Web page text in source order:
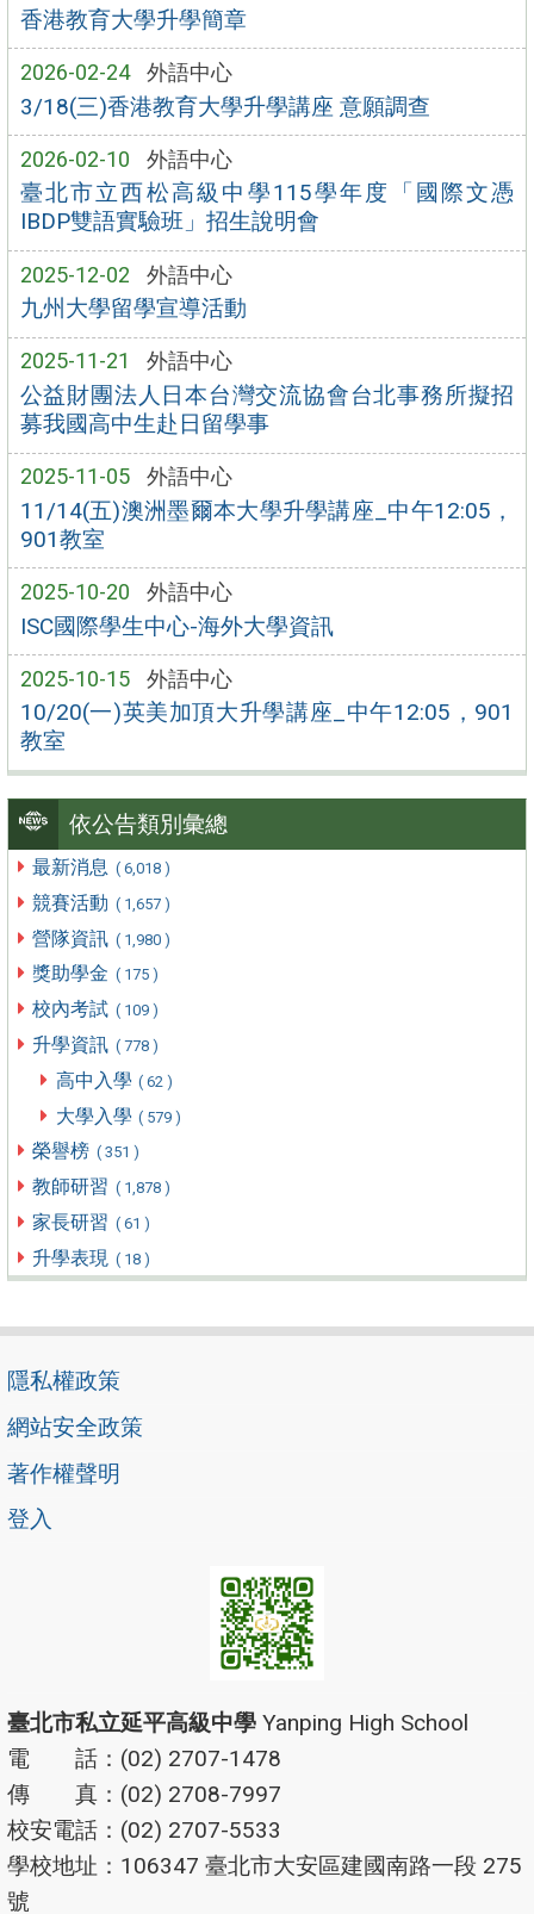
香港教育大學升學簡章
2026-02-24 外語中心
3/18(三)香港教育大學升學講座 意願調查
2026-02-10 外語中心
臺北市立西松高級中學115學年度「國際文憑
IBDP雙語實驗班」招生說明會
2025-12-02 外語中心
九州大學留學宣導活動
2025-11-21 外語中心
公益財團法人日本台灣交流協會台北事務所擬招
募我國高中生赴日留學事
2025-11-05 外語中心
11/14(五)澳洲墨爾本大學升學講座_中午12:05，
901教室
2025-10-20 外語中心
ISC國際學生中心-海外大學資訊
2025-10-15 外語中心
10/20(一)英美加頂大升學講座_中午12:05，901
教室
依公告類別彙總
最新消息 ( 6,018 )
競賽活動 ( 1,657 )
營隊資訊 ( 1,980 )
獎助學金 ( 175 )
校內考試 ( 109 )
升學資訊 ( 778 )
高中入學 ( 62 )
大學入學 ( 579 )
榮譽榜 ( 351 )
教師研習 ( 1,878 )
家長研習 ( 61 )
升學表現 ( 18 )
隱私權政策
網站安全政策
著作權聲明
登入
臺北市私立延平高級中學 Yanping High School
電 話：(02) 2707-1478
傳 真：(02) 2708-7997
校安電話：(02) 2707-5533
學校地址：106347 臺北市大安區建國南路一段 275
號